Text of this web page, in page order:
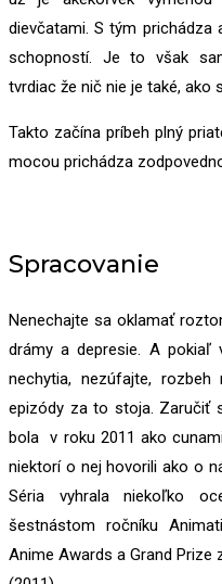
dievčatami. S tým prichádza
schopností. Je to však
tvrdiac že nič nie je také, ako
Takto začína príbeh plný
mocou prichádza
Spracovanie
Nenechajte sa oklamať
drámy a depresie. A
nechytia, nezúfajte,
epizódy za to stoja. Zaručiť
bola v roku 2011 ako
niektorí o nej hovorili ako o
Séria vyhrala niekoľko
šestnástom ročníku
Anime Awards a Grand Prize